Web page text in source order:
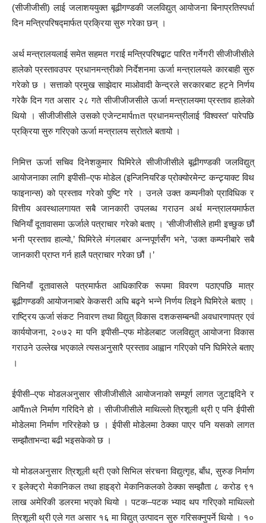
(सीजीजीसी) लाई जलाशययुक्त बूढीगण्डकी जलविद्युत् आयोजना बिनाप्रतिस्पर्धा
दिन मन्त्रिपरिषद्मार्फत प्रक्रिया सुरु गरेका छन् ।
अर्थ मन्त्रालयलाई समेत सहमत गराई मन्त्रिपरिषद्बाट पारित गर्नेगरी सीजीजीसीले
हालेको प्रस्तावउपर प्रधानमन्त्रीको निर्देशनमा ऊर्जा मन्त्रालयले कारबाही सुरु
गरेको छ । सत्ताको प्रमुख साझेदार माओवादी केन्द्रले सरकारबाट हट्ने निर्णय
गरेकै दिन गत असार २८ गते सीजीजीजसीले ऊर्जा मन्त्रालयमा प्रस्ताव हालेको
थियो । सीजीजीसीले उसको एजेन्टमार्पmत प्रधानमन्त्रीलाई ‘विश्वस्त’ पारेपछि
प्रक्रिया सुरु गरिएको ऊर्जा मन्त्रालय स्रोतले बतायो ।
निमित्त ऊर्जा सचिव दिनेशकुमार घिमिरेले सीजीजीसीले बूढीगण्डकी जलविद्युत्
आयोजनाका लागि इपीसी–एफ मोडेल (इन्जिनियरिङ प्रोक्योरमेन्ट कन्ट्र्याक्ट विथ
फाइनान्स) को प्रस्ताव गरेको पुष्टि गरे । उनले उक्त कम्पनीको प्राविधिक र
वित्तीय अवस्थालगायत सबै जानकारी उपलब्ध गराउन अर्थ मन्त्रालयमार्फत
चिनियाँ दूतावासमा ऊर्जाले पत्राचार गरेको बताए । ‘सीजीजीसीले हामी इच्छुक छौं
भनी प्रस्ताव हाल्यो,’ घिमिरेले मंगलबार अन्नपूर्णसँग भने, ‘उक्त कम्पनीबारे सबै
जानकारी प्राप्त गर्न हालै पत्राचार गरेका छौं ।’
चिनियाँ दूतावासले पत्रमार्फत आधिकारिक रूपमा विवरण पठाएपछि मात्र
बूढीगण्डकी आयोजनाबारे केकसरी अघि बढ्ने भन्ने निर्णय लिइने घिमिरेले बताए ।
राष्ट्रिय ऊर्जा संकट निवारण तथा विद्युत् विकास दशकसम्बन्धी अवधारणापत्र एवं
कार्ययोजना, २०७२ मा पनि इपीसी–एफ मोडेलबाट जलविद्युत् आयोजना विकास
गराउने उल्लेख भएकाले त्यसअनुसारै प्रस्ताव आह्वान गरिएको पनि घिमिरेले बताए
।
ईपीसी–एफ मोडलअनुसार सीजीजीसीले आयोजनाको सम्पूर्ण लागत जुटाइदिने र
आपैंmले निर्माण गरिदिने हो । सीजीजीसीले माथिल्लो त्रिशूली थ्री ए पनि ईपीसी
मोडेलमा निर्माण गरिरहेको छ । ईपीसी मोडेलमा ठेक्का पाएर पनि यसको लागत
सम्झौताभन्दा बढी भइसकेको छ ।
यो मोडलअनुसार त्रिशूली थ्री एको सिभिल संरचना विद्युत्गृह, बाँध, सुरुङ निर्माण
र इलेक्ट्रो मेकानिकल तथा हाइड्रो मेकानिकलको ठेक्का सम्झौता ८ करोड ९१
लाख अमेरिकी डलरमा भएको थियो । पटक–पटक भ्याद थप गरिएको माथिल्लो
त्रिशूली थ्री एले गत असार १६ मा विद्युत् उत्पादन सुरु गरिसक्नुपर्ने थियो । १०